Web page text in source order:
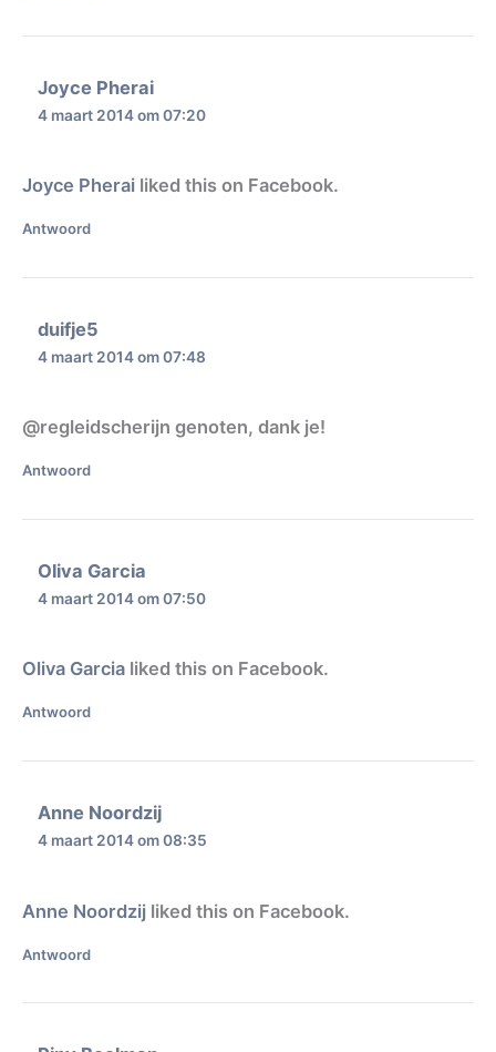
Joyce Pherai
4 maart 2014 om 07:20
Joyce Pherai liked this on Facebook.
Antwoord
duifje5
4 maart 2014 om 07:48
@regleidscherijn genoten, dank je!
Antwoord
Oliva Garcia
4 maart 2014 om 07:50
Oliva Garcia liked this on Facebook.
Antwoord
Anne Noordzij
4 maart 2014 om 08:35
Anne Noordzij liked this on Facebook.
Antwoord